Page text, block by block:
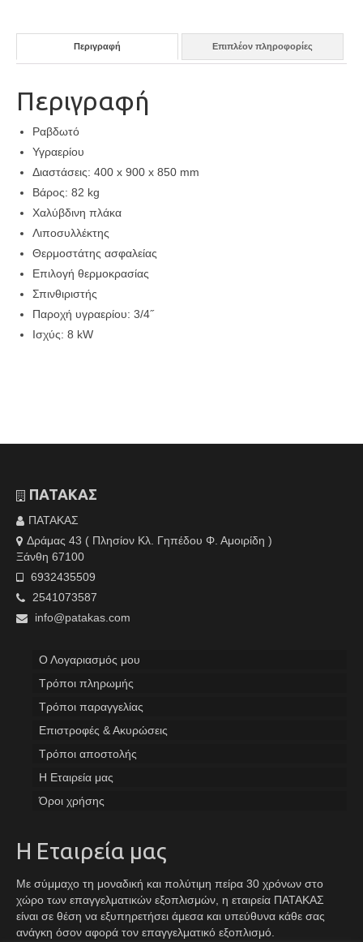
Περιγραφή Επιπλέον πληροφορίες
Περιγραφή
Ραβδωτό
Υγραερίου
Διαστάσεις: 400 x 900 x 850 mm
Βάρος: 82 kg
Χαλύβδινη πλάκα
Λιποσυλλέκτης
Θερμοστάτης ασφαλείας
Επιλογή θερμοκρασίας
Σπινθιριστής
Παροχή υγραερίου: 3/4˝
Ισχύς: 8 kW
ΠΑΤΑΚΑΣ
ΠΑΤΑΚΑΣ
Δράμας 43 ( Πλησίον Κλ. Γηπέδου Φ. Αμοιρίδη )
Ξάνθη 67100
6932435509
2541073587
info@patakas.com
Ο Λογαριασμός μου
Tρόποι πληρωμής
Τρόποι παραγγελίας
Επιστροφές & Ακυρώσεις
Τρόποι αποστολής
Η Εταιρεία μας
Όροι χρήσης
Η Εταιρεία μας
Με σύμμαχο τη μοναδική και πολύτιμη πείρα 30 χρόνων στο
χώρο των επαγγελματικών εξοπλισμών, η εταιρεία ΠΑΤΑΚΑΣ
είναι σε θέση να εξυπηρετήσει άμεσα και υπεύθυνα κάθε σας
ανάγκη όσον αφορά τον επαγγελματικό εξοπλισμό.